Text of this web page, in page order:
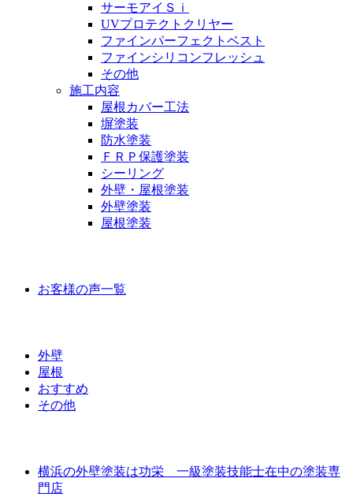
サーモアイＳｉ
UVプロテクトクリヤー
ファインパーフェクトベスト
ファインシリコンフレッシュ
その他
施工内容
屋根カバー工法
塀塗装
防水塗装
ＦＲＰ保護塗装
シーリング
外壁・屋根塗装
外壁塗装
屋根塗装
お客様の声一覧
外壁
屋根
おすすめ
その他
横浜の外壁塗装は功栄 一級塗装技能士在中の塗装専
門店